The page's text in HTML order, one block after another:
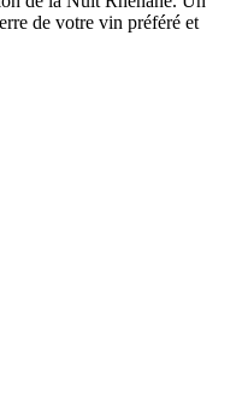
de votre vin préféré et